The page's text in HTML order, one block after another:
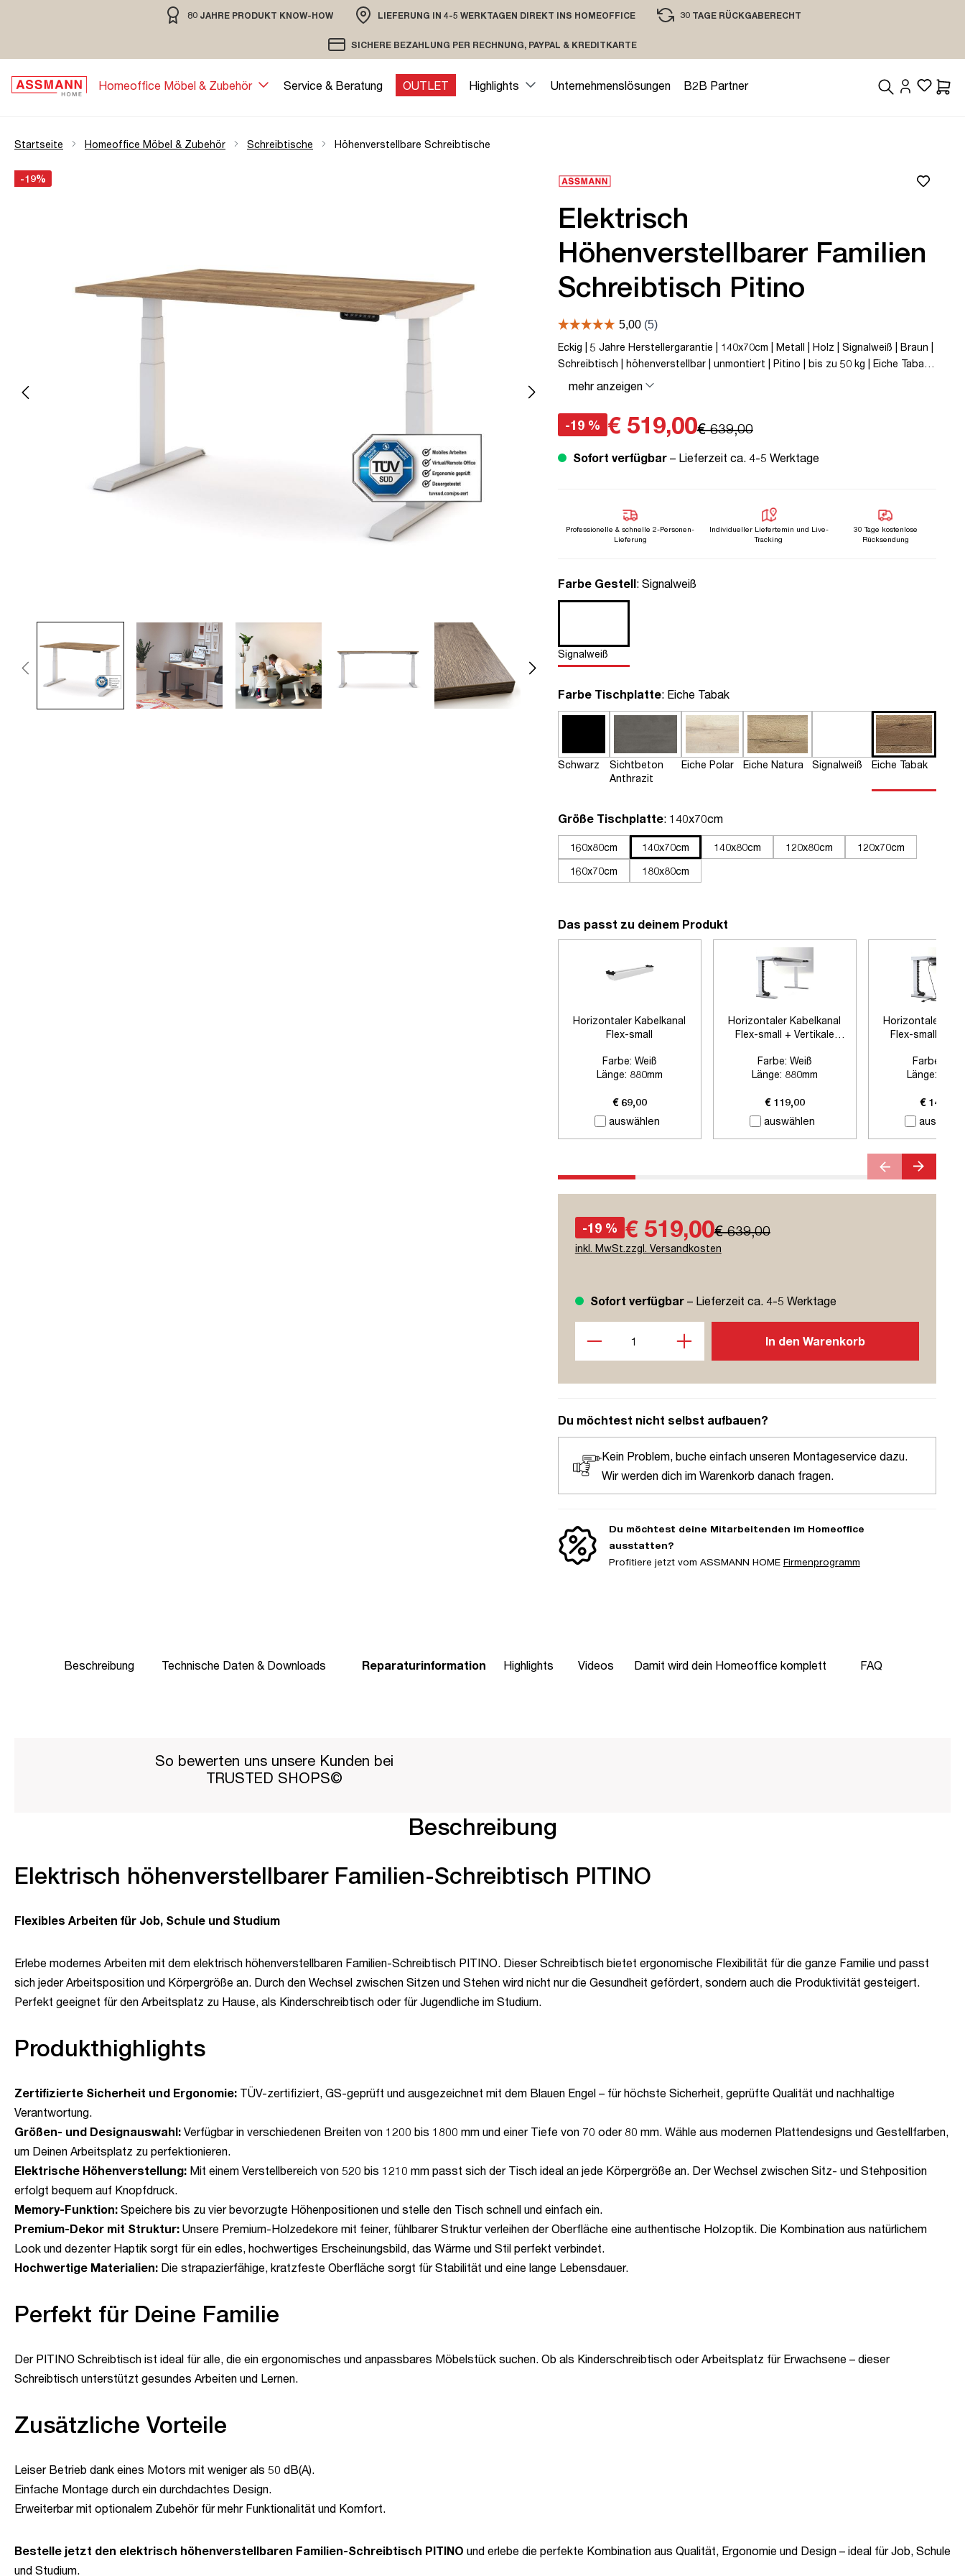
Zur Hauptnavigation springen80 JAHRE PRODUKT KNOW-HOW
80 JAHRE MÖBELBAU MIT TRADITION
LIEFERUNG IN 4-5 WERKTAGEN DIREKT INS HOMEOFFICE
VERSAND PER DHL ODER SPEDITION
30 TAGE RÜCKGABERECHT
SICHERE BEZAHLUNG PER RECHNUNG, PAYPAL & KREDITKARTE
VERSCHLÜSSELTE ÜBERTRAGUNG
Homeoffice Möbel & Zubehör Service & Beratung OUTLET Highlights Unternehmenslösungen
B2B Partner
Startseite Homeoffice Möbel & Zubehör Schreibtische Höhenverstellbare Schreibtische
Bildergalerie überspringen
Öffne Zoom-Modal
-19%
Elektrisch
Höhenverstellbarer Familien
Schreibtisch Pitino
Eckig | 5 Jahre Herstellergarantie | 140x70cm | Metall | Holz | Signalweiß | Braun |
Schreibtisch | höhenverstellbar | unmontiert | Pitino | bis zu 50 kg | Eiche Tabak |
TÜV© geprüfte Ergonomie | TÜV© mobiles Arbeiten | Kollisions-Schutz |
Elektrisch höhenverstellbar | Familiengerecht | Verriegelungsfunktion
mehr anzeigen
-19 % € 519,00€ 639,00
Sofort verfügbar– Lieferzeit ca. 4-5 Werktage
Professionelle & schnelle 2-Personen-
Lieferung
Individueller Liefertemin und Live-
Tracking
30 Tage kostenlose
Rücksendung
Farbe Gestellauswählen
: Signalweiß
Signalweiß
Farbe Tischplatteauswählen
: Eiche Tabak
Schwarz
Sichtbeton
Anthrazit
Eiche Polar Eiche Natura Signalweiß Eiche Tabak
Größe Tischplatteauswählen
: 140x70cm
160x80cm 140x70cm 140x80cm 120x80cm
120x70cm
160x70cm
180x80cm
Das passt zu deinem Produkt
auswählen
Horizontaler Kabelkanal
Flex-small
Farbe: Weiß
Länge: 880mm
€ 69,00
auswählen
Horizontaler Kabelkanal
Flex-small + Vertikale
Farbe: Weiß
Länge: 880mm
Kabelführung
€ 119,00
Horizontaler
Flex-small +
Farbe:
Länge:
Kabelführung +
€ 149,00
-19 % € 519,00€ 639,00
inkl. MwSt.zzgl. Versandkosten
Sofort verfügbar– Lieferzeit ca. 4-5 Werktage
In den Warenkorb
Du möchtest nicht selbst aufbauen?
Kein Problem, buche einfach unseren Montageservice dazu.
Wir werden dich im Warenkorb danach fragen.
Du möchtest deine Mitarbeitenden im Homeoffice
ausstatten?
Profitiere jetzt vom ASSMANN HOME Firmenprogramm
Beschreibung Technische Daten & Downloads Reparaturinformation Highlights Videos Damit wird dein Homeoffice komplett FAQ
So bewerten uns unsere Kunden bei
TRUSTED SHOPS©
Beschreibung
Elektrisch höhenverstellbarer Familien-Schreibtisch PITINO
Flexibles Arbeiten für Job, Schule und Studium
Erlebe modernes Arbeiten mit dem elektrisch höhenverstellbaren Familien-Schreibtisch PITINO. Dieser Schreibtisch bietet ergonomische Flexibilität für die ganze Familie und passt
sich jeder Arbeitsposition und Körpergröße an. Durch den Wechsel zwischen Sitzen und Stehen wird nicht nur die Gesundheit gefördert, sondern auch die Produktivität gesteigert.
Perfekt geeignet für den Arbeitsplatz zu Hause, als Kinderschreibtisch oder für Jugendliche im Studium.
Produkthighlights
Zertifizierte Sicherheit und Ergonomie: TÜV-zertifiziert, GS-geprüft und ausgezeichnet mit dem Blauen Engel – für höchste Sicherheit, geprüfte Qualität und nachhaltige
Verantwortung.
Größen- und Designauswahl: Verfügbar in verschiedenen Breiten von 1200 bis 1800 mm und einer Tiefe von 70 oder 80 mm. Wähle aus modernen Plattendesigns und Gestellfarben,
um Deinen Arbeitsplatz zu perfektionieren.
Elektrische Höhenverstellung: Mit einem Verstellbereich von 520 bis 1210 mm passt sich der Tisch ideal an jede Körpergröße an. Der Wechsel zwischen Sitz- und Stehposition
erfolgt bequem auf Knopfdruck.
Memory-Funktion: Speichere bis zu vier bevorzugte Höhenpositionen und stelle den Tisch schnell und einfach ein.
Premium-Dekor mit Struktur: Unsere Premium-Holzedekore mit feiner, fühlbarer Struktur verleihen der Oberfläche eine authentische Holzoptik. Die Kombination aus natürlichem
Look und dezenter Haptik sorgt für ein edles, hochwertiges Erscheinungsbild, das Wärme und Stil perfekt verbindet.
Hochwertige Materialien: Die strapazierfähige, kratzfeste Oberfläche sorgt für Stabilität und eine lange Lebensdauer.
Perfekt für Deine Familie
Der PITINO Schreibtisch ist ideal für alle, die ein ergonomisches und anpassbares Möbelstück suchen. Ob als Kinderschreibtisch oder Arbeitsplatz für Erwachsene – dieser
Schreibtisch unterstützt gesundes Arbeiten und Lernen.
Zusätzliche Vorteile
Leiser Betrieb dank eines Motors mit weniger als 50 dB(A).
Einfache Montage durch ein durchdachtes Design.
Erweiterbar mit optionalem Zubehör für mehr Funktionalität und Komfort.
Bestelle jetzt den elektrisch höhenverstellbaren Familien-Schreibtisch PITINO und erlebe die perfekte Kombination aus Qualität, Ergonomie und Design – ideal für Job, Schule
und Studium.